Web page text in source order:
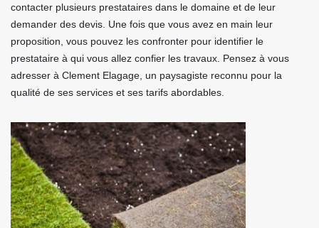
contacter plusieurs prestataires dans le domaine et de leur
demander des devis. Une fois que vous avez en main leur
proposition, vous pouvez les confronter pour identifier le
prestataire à qui vous allez confier les travaux. Pensez à vous
adresser à Clement Elagage, un paysagiste reconnu pour la
qualité de ses services et ses tarifs abordables.